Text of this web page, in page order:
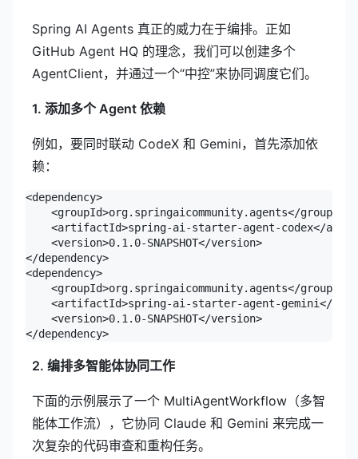
Spring AI Agents 真正的威力在于编排。正如
GitHub Agent HQ 的理念，我们可以创建多个
AgentClient，并通过一个“中控”来协同调度它们。
1. 添加多个 Agent 依赖
例如，要同时联动 CodeX 和 Gemini，首先添加依
赖：
<dependency>
<groupId>org.springaicommunity.agents</groupId>
<artifactId>spring-ai-starter-agent-codex</
<version>0.1.0-SNAPSHOT</version>
</dependency>
<dependency>
<groupId>org.springaicommunity.agents</groupId>
<artifactId>spring-ai-starter-agent-gemini</
<version>0.1.0-SNAPSHOT</version>
</dependency>
2. 编排多智能体协同工作
下面的示例展示了一个 MultiAgentWorkflow（多智
能体工作流），它协同 Claude 和 Gemini 来完成一
次复杂的代码审查和重构任务。